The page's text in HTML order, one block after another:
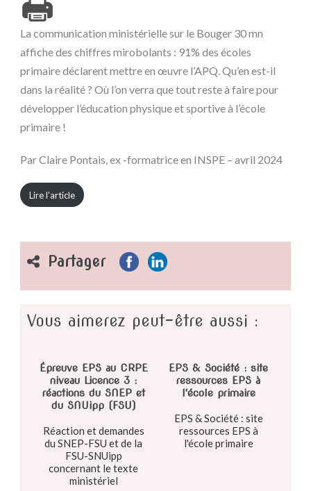
La communication ministérielle sur le Bouger 30 mn
affiche des chiffres mirobolants : 91% des écoles
primaire déclarent mettre en œuvre l’APQ. Qu’en est-il
dans la réalité ? Où l’on verra que tout reste à faire pour
développer l’éducation physique et sportive à l’école
primaire !
Par Claire Pontais, ex -formatrice en INSPE – avril 2024
Lire l’article
Partager
Vous aimerez peut-être aussi :
Épreuve EPS au CRPE
niveau Licence 3 :
réactions du SNEP et
du SNUipp (FSU)
Réaction et demandes
du SNEP-FSU et de la
FSU-SNUipp
concernant le texte
ministériel
EPS & Société : site
ressources EPS à
l'école primaire
EPS & Société : site
ressources EPS à
l'école primaire